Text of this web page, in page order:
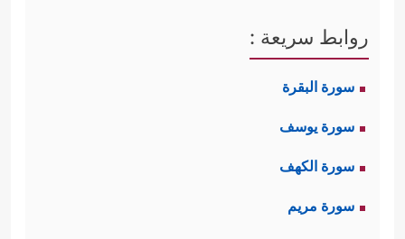
روابط سريعة :
سورة البقرة
سورة يوسف
سورة الكهف
سورة مريم